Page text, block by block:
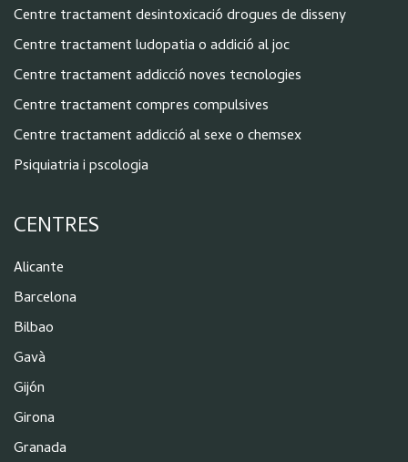
Centre tractament desintoxicació drogues de disseny
Centre tractament ludopatia o addició al joc
Centre tractament addicció noves tecnologies
Centre tractament compres compulsives
Centre tractament addicció al sexe o chemsex
Psiquiatria i pscologia
CENTRES
Alicante
Barcelona
Bilbao
Gavà
Gijón
Girona
Granada